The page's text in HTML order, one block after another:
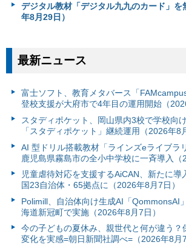
デジタル教材「デジタル九九のカード」を
年8月29日）
最新ニュース
富⼠ソフト、教育メタバース「
登校支援が大府市で4年目の運用開始（
スタディポケット、岡山県内3校で学校向
「スタディポケット」継続運用（2026年8
AI 型ドリル搭載教材「ラインズeライブラ
鹿児島県霧島市の全小中学校に一斉導入（
児童虐待対応を支援するAiCAN、新たに導
国23自治体・65拠点に（2026年8月7日）
Polimill、自治体向け生成AI「QommonsAI
海道新冠町で実施（2026年8月7日）
今の子どもの夏休み、親世代と何が違う？
変化を実感=朝日新聞社調べ=（2026年8月7